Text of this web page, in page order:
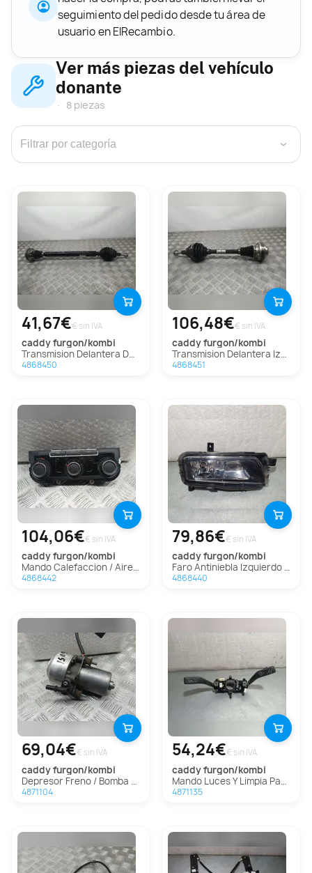
seguimiento del pedido desde tu área de
usuario en ElRecambio.
Ver más piezas del vehículo
donante
8 piezas
›
41,67€€ sin IVA
caddy furgon/kombi
Transmision Delantera Derecha Para Volkswagen Caddy Furgón/Kombi
4868450
106,48€€ sin IVA
caddy furgon/kombi
Transmision Delantera Izquierda Para Volkswagen Caddy Furgón/Kombi
4868451
104,06€€ sin IVA
caddy furgon/kombi
Mando Calefaccion / Aire Acondicionado para Volkswagen Caddy Furgón/Kombi
4868442
79,86€€ sin IVA
caddy furgon/kombi
Faro Antiniebla Izquierdo para Volkswagen Caddy Furgón/Kombi
4868440
69,04€€ sin IVA
caddy furgon/kombi
Depresor Freno / Bomba Vacio Para Volkswagen Caddy Furgón/Kombi
4871104
54,24€€ sin IVA
caddy furgon/kombi
Mando Luces Y Limpia Para Volkswagen Caddy Furgón/Kombi
4871135